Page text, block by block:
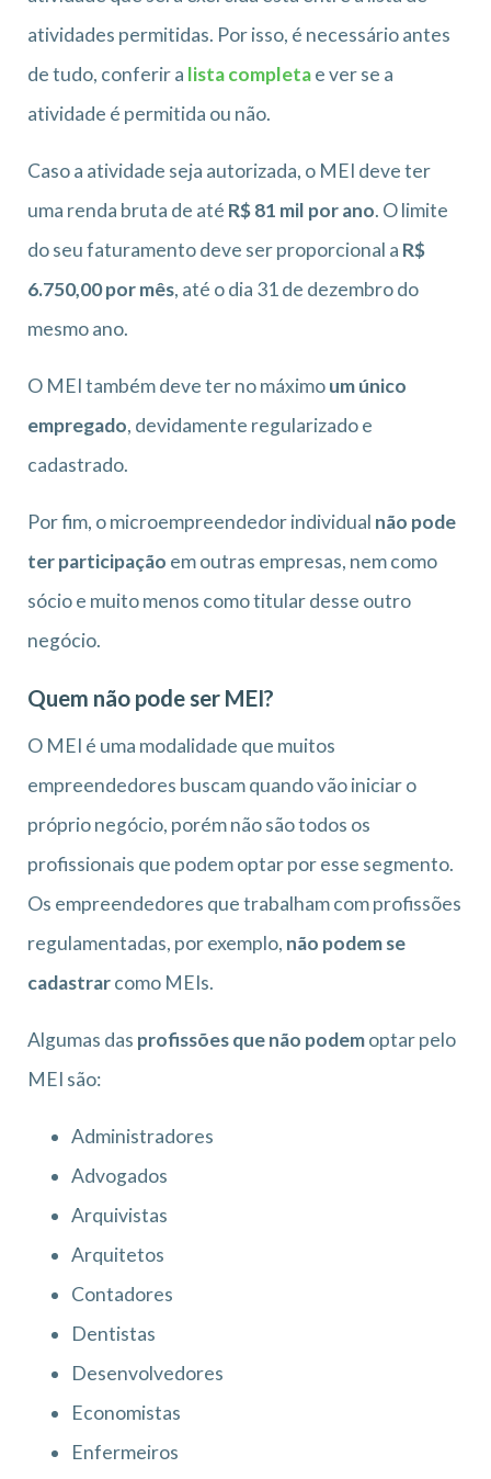
atividades permitidas. Por isso, é necessário antes
de tudo, conferir a lista completae ver se a
atividade é permitida ou não.
Caso a atividade seja autorizada, o MEI deve ter
uma renda bruta de até R$ 81 mil por ano. O limite
do seu faturamento deve ser proporcional a R$
6.750,00 por mês, até o dia 31 de dezembro do
mesmo ano.
O MEI também deve ter no máximoum único
empregado, devidamente regularizado e
cadastrado.
Por fim, o microempreendedor individual não pode
ter participação em outras empresas, nem como
sócio e muito menos como titular desse outro
negócio.
Quem não pode ser MEI?
O MEI é uma modalidade que muitos
empreendedores buscam quando vão iniciar o
próprio negócio, porém não são todos os
profissionais que podem optar por esse segmento.
Os empreendedores que trabalham com profissões
regulamentadas, por exemplo, não podem se
cadastrarcomo MEIs.
Algumas das profissões que não podemoptar pelo
MEI são:
Administradores
Advogados
Arquivistas
Arquitetos
Contadores
Dentistas
Desenvolvedores
Economistas
Enfermeiros